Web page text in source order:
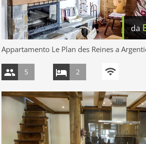
da
Appartamento Le Plan des Reines a
5 2